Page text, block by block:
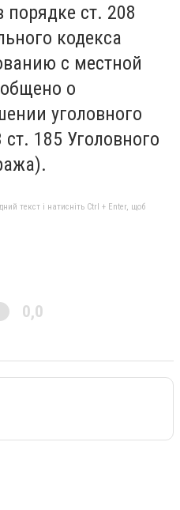
ст. 208
кодекса
с местной
о
уголовного
185 Уголовного
текст і натисніть Ctrl + Enter, щоб
0,0